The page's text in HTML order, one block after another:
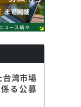
湾市場
る公募